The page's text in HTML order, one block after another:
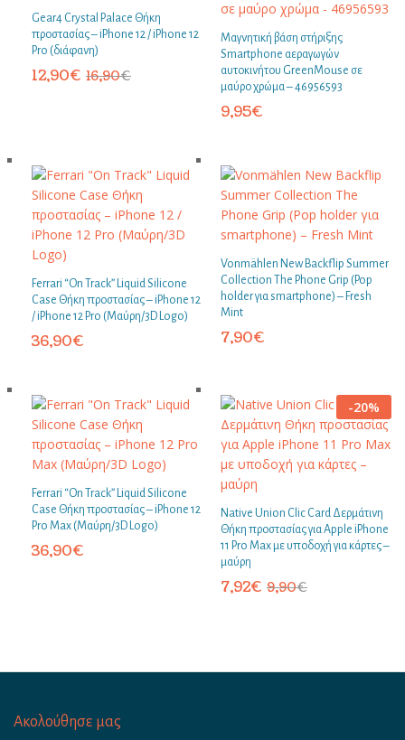
Gear4 Crystal Palace Θήκη
προστασίας – iPhone 12 / iPhone 12
Pro (διάφανη)
12,90€ 16,90€
Μαγνητική βάση στήριξης
Smartphone αεραγωγών
αυτοκινήτου GreenMouse σε
μαύρο χρώμα – 46956593
9,95€
Ferrari “On Track” Liquid Silicone
Case Θήκη προστασίας – iPhone 12
/ iPhone 12 Pro (Μαύρη/3D Logo)
36,90€
Vonmählen New Backflip Summer
Collection The Phone Grip (Pop
holder για smartphone) – Fresh
Mint
7,90€
Ferrari “On Track” Liquid Silicone
Case Θήκη προστασίας – iPhone 12
Pro Max (Μαύρη/3D Logo)
36,90€
-20%
Native Union Clic Card Δερμάτινη
Θήκη προστασίας για Apple iPhone
11 Pro Max με υποδοχή για κάρτες –
μαύρη
7,92€ 9,90€
Ακολούθησε μας